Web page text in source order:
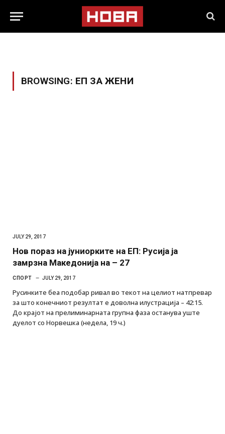
BROWSING: ЕП ЗА ЖЕНИ
JULY 29, 2017
Нов пораз на јуниорките на ЕП: Русија ја
замрзна Македонија на – 27
СПОРТ JULY 29, 2017
Русинките беа подобар ривал во текот на целиот натпревар
за што конечниот резултат е доволна илустрација – 42:15.
До крајот на прелиминарната групна фаза останува уште
дуелот со Норвешка (недела, 19 ч.)